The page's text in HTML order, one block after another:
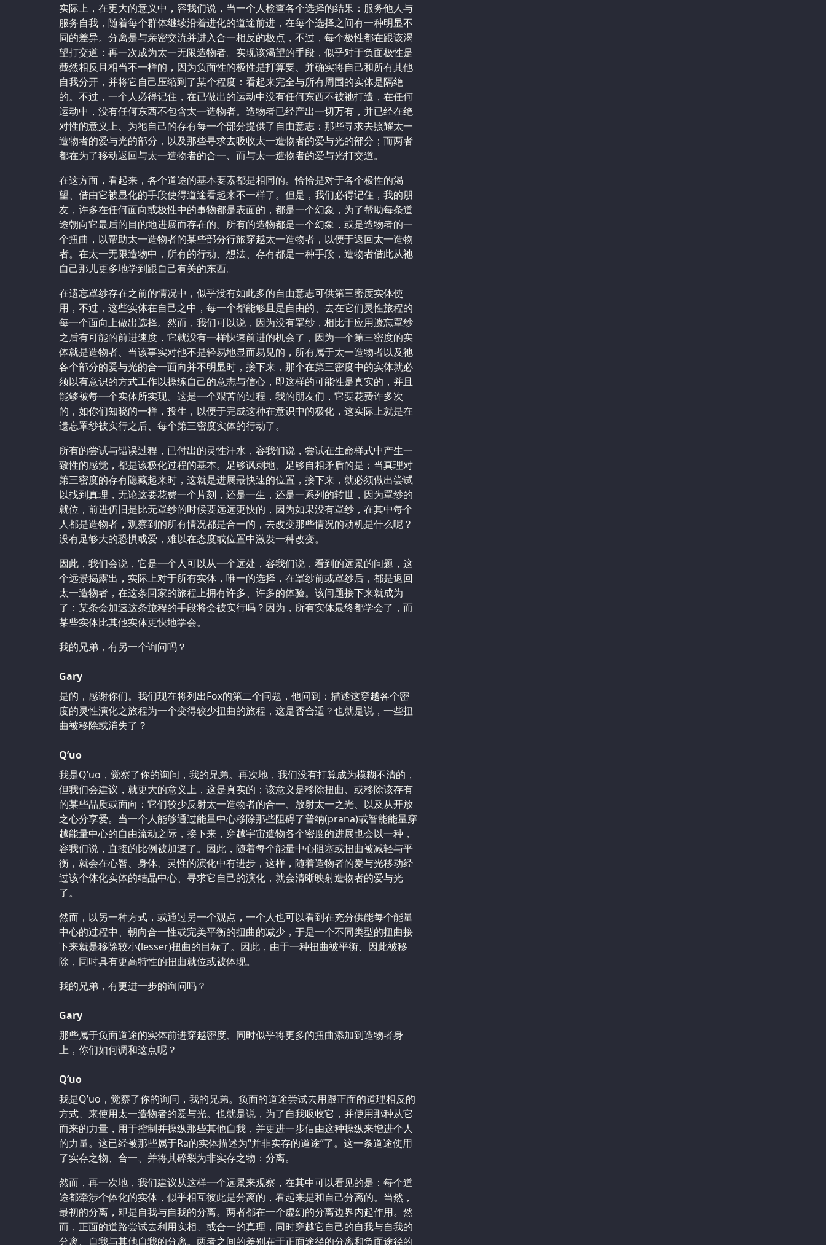
实际上，在更大的意义中，容我们说，当一个人检查各个选择的结果：服务他人与
服务自我，随着每个群体继续沿着进化的道途前进，在每个选择之间有一种明显不
同的差异。分离是与亲密交流并进入合一相反的极点，不过，每个极性都在跟该渴
望打交道：再一次成为太一无限造物者。实现该渴望的手段，似乎对于负面极性是
截然相反且相当不一样的，因为负面性的极性是打算要、并确实将自己和所有其他
自我分开，并将它自己压缩到了某个程度：看起来完全与所有周围的实体是隔绝
的。不过，一个人必得记住，在已做出的运动中没有任何东西不被祂打造，在任何
运动中，没有任何东西不包含太一造物者。造物者已经产出一切万有，并已经在绝
对性的意义上、为祂自己的存有每一个部分提供了自由意志：那些寻求去照耀太一
造物者的爱与光的部分，以及那些寻求去吸收太一造物者的爱与光的部分；而两者
都在为了移动返回与太一造物者的合一、而与太一造物者的爱与光打交道。
在这方面，看起来，各个道途的基本要素都是相同的。恰恰是对于各个极性的渴
望、借由它被显化的手段使得道途看起来不一样了。但是，我们必得记住，我的朋
友，许多在任何面向或极性中的事物都是表面的，都是一个幻象，为了帮助每条道
途朝向它最后的目的地进展而存在的。所有的造物都是一个幻象，或是造物者的一
个扭曲，以帮助太一造物者的某些部分行旅穿越太一造物者，以便于返回太一造物
者。在太一无限造物中，所有的行动、想法、存有都是一种手段，造物者借此从祂
自己那儿更多地学到跟自己有关的东西。
在遗忘罩纱存在之前的情况中，似乎没有如此多的自由意志可供第三密度实体使
用，不过，这些实体在自己之中，每一个都能够且是自由的、去在它们灵性旅程的
每一个面向上做出选择。然而，我们可以说，因为没有罩纱，相比于应用遗忘罩纱
之后有可能的前进速度，它就没有一样快速前进的机会了，因为一个第三密度的实
体就是造物者、当该事实对他不是轻易地显而易见的，所有属于太一造物者以及祂
各个部分的爱与光的合一面向并不明显时，接下来，那个在第三密度中的实体就必
须以有意识的方式工作以操练自己的意志与信心，即这样的可能性是真实的，并且
能够被每一个实体所实现。这是一个艰苦的过程，我的朋友们，它要花费许多次
的，如你们知晓的一样，投生，以便于完成这种在意识中的极化，这实际上就是在
遗忘罩纱被实行之后、每个第三密度实体的行动了。
所有的尝试与错误过程，已付出的灵性汗水，容我们说，尝试在生命样式中产生一
致性的感觉，都是该极化过程的基本。足够讽刺地、足够自相矛盾的是：当真理对
第三密度的存有隐藏起来时，这就是进展最快速的位置，接下来，就必须做出尝试
以找到真理，无论这要花费一个片刻，还是一生，还是一系列的转世，因为罩纱的
就位，前进仍旧是比无罩纱的时候要远远更快的，因为如果没有罩纱，在其中每个
人都是造物者，观察到的所有情况都是合一的，去改变那些情况的动机是什么呢？
没有足够大的恐惧或爱，难以在态度或位置中激发一种改变。
因此，我们会说，它是一个人可以从一个远处，容我们说，看到的远景的问题，这
个远景揭露出，实际上对于所有实体，唯一的选择，在罩纱前或罩纱后，都是返回
太一造物者，在这条回家的旅程上拥有许多、许多的体验。该问题接下来就成为
了：某条会加速这条旅程的手段将会被实行吗？因为，所有实体最终都学会了，而
某些实体比其他实体更快地学会。
我的兄弟，有另一个询问吗？
Gary
是的，感谢你们。我们现在将列出Fox的第二个问题，他问到：描述这穿越各个密
度的灵性演化之旅程为一个变得较少扭曲的旅程，这是否合适？也就是说，一些扭
曲被移除或消失了？
Q’uo
我是Q’uo，觉察了你的询问，我的兄弟。再次地，我们没有打算成为模糊不清的，
但我们会建议，就更大的意义上，这是真实的；该意义是移除扭曲、或移除该存有
的某些品质或面向：它们较少反射太一造物者的合一、放射太一之光、以及从开放
之心分享爱。当一个人能够通过能量中心移除那些阻碍了普纳(prana)或智能能量穿
越能量中心的自由流动之际，接下来，穿越宇宙造物各个密度的进展也会以一种，
容我们说，直接的比例被加速了。因此，随着每个能量中心阻塞或扭曲被减轻与平
衡，就会在心智、身体、灵性的演化中有进步，这样，随着造物者的爱与光移动经
过该个体化实体的结晶中心、寻求它自己的演化，就会清晰映射造物者的爱与光
了。
然而，以另一种方式，或通过另一个观点，一个人也可以看到在充分供能每个能量
中心的过程中、朝向合一性或完美平衡的扭曲的减少，于是一个不同类型的扭曲接
下来就是移除较小(lesser)扭曲的目标了。因此，由于一种扭曲被平衡、因此被移
除，同时具有更高特性的扭曲就位或被体现。
我的兄弟，有更进一步的询问吗？
Gary
那些属于负面道途的实体前进穿越密度、同时似乎将更多的扭曲添加到造物者身
上，你们如何调和这点呢？
Q’uo
我是Q’uo，觉察了你的询问，我的兄弟。负面的道途尝试去用跟正面的道理相反的
方式、来使用太一造物者的爱与光。也就是说，为了自我吸收它，并使用那种从它
而来的力量，用于控制并操纵那些其他自我，并更进一步借由这种操纵来增进个人
的力量。这已经被那些属于Ra的实体描述为‌“并非实存的道途”了。这一条道途使用
了实存之物、合一、并将其碎裂为非实存之物：分离。
然而，再一次地，我们建议从这样一个远景来观察，在其中可以看见的是：每个道
途都牵涉个体化的实体，似乎相互彼此是分离的，看起来是和自己分离的。当然，
最初的分离，即是自我与自我的分离。两者都在一个虚幻的分离边界内起作用。然
而，正面的道路尝试去利用实相、或合一的真理，同时穿越它自己的自我与自我的
分离、自我与其他自我的分离。两者之间的差别在于正面途径的分离和负面途径的